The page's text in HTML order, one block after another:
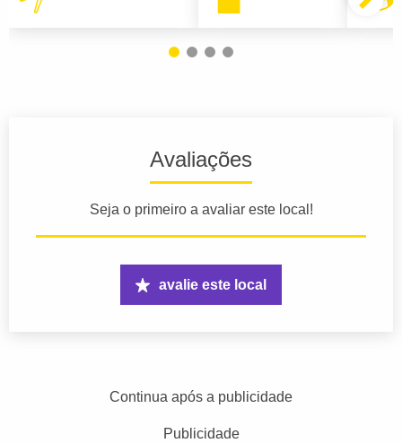
Avaliações
Seja o primeiro a avaliar este local!
avalie este local
Continua após a publicidade
Publicidade